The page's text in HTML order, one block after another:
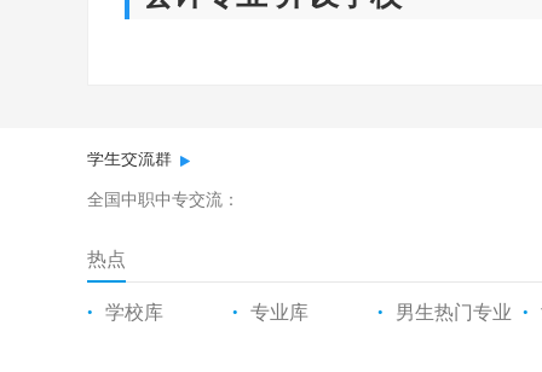
学生交流群
全国中职中专交流：
热点
• 学校库 • 专业库 • 男生热门专业 •